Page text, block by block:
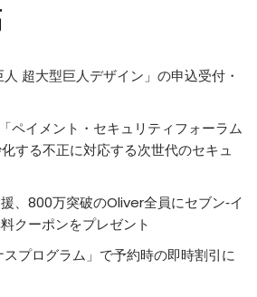
人 超大型巨人デザイン」の申込受付・
ペイメント・セキュリティフォーラム
する不正に対応する次世代のセキュ
、800万突破のOliver全員にセブン‐イ
クーポンをプレゼント
スプログラム」で予約時の即時割引に